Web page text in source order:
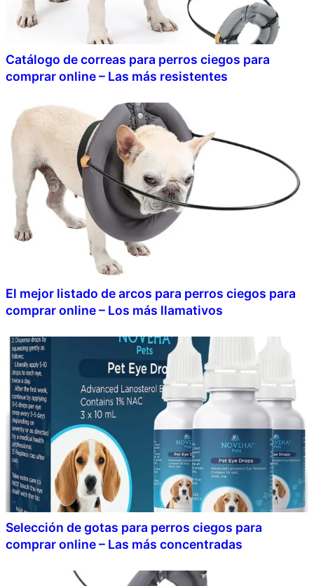
Catálogo de correas para perros ciegos para
comprar online – Las más resistentes
El mejor listado de arcos para perros ciegos para
comprar online – Los más llamativos
Selección de gotas para perros ciegos para
comprar online – Las más concentradas